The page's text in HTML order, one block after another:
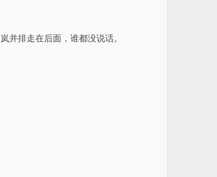
并排走在后面，谁都没说话。